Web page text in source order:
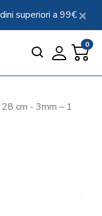
superiori a 99€
0
cm - 3mm – 1